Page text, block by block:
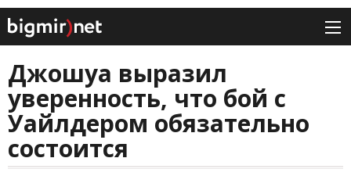
Джошуа выразил
уверенность, что бой с
Уайлдером обязательно
состоится